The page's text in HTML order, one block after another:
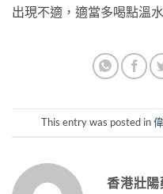
出現不適，適當多喝點溫水
This entry was posted in
香港壯陽